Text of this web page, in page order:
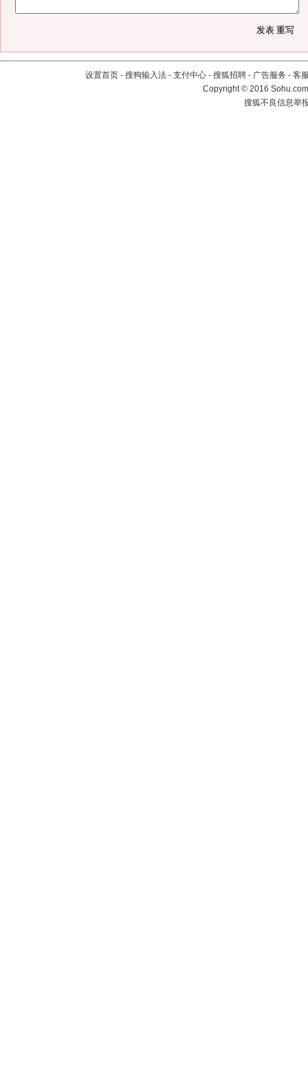
设置首页 - 搜狗输入法 - 支付中心 - 搜狐招聘 - 广告服务 - 客
Copyright©2016
搜狐不良信息举